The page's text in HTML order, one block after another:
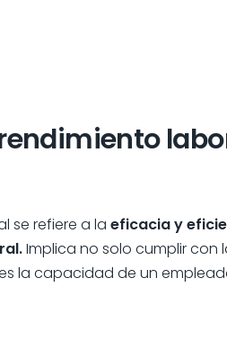
se refiere a la eficacia y
Implica no solo cumplir con
la capacidad de un